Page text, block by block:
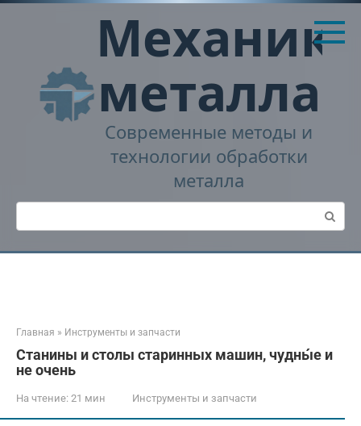
Перейти
Механика
металла
Современные методы и
технологии обработки
металла
Поиск:
Главная » Инструменты и запчасти
Станины и столы старинных машин, чудны́е и
не очень
На чтение: 21 мин Инструменты и запчасти